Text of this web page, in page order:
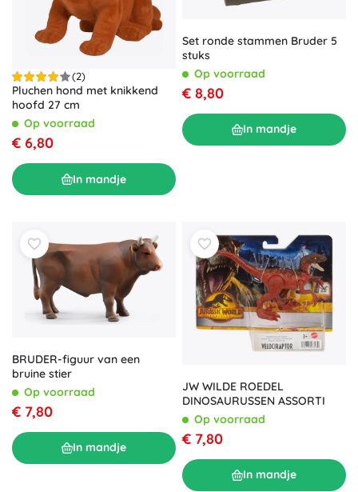
(2)
Pluchen hond met knikkend
hoofd 27 cm
Op voorraad
€ 6,80
In mandje
Set ronde stammen Bruder 5
stuks
Op voorraad
€ 8,80
In mandje
BRUDER-figuur van een
bruine stier
Op voorraad
€ 7,80
In mandje
JW WILDE ROEDEL
DINOSAURUSSEN ASSORTI
Op voorraad
€ 7,80
In mandje